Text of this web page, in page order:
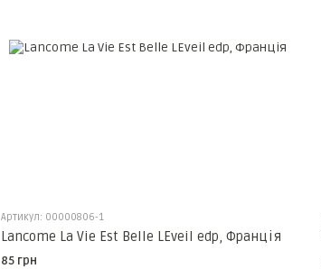
Артикул: 00000806-1
Lancome La Vie Est Belle LEveil edp, Франція
85 грн